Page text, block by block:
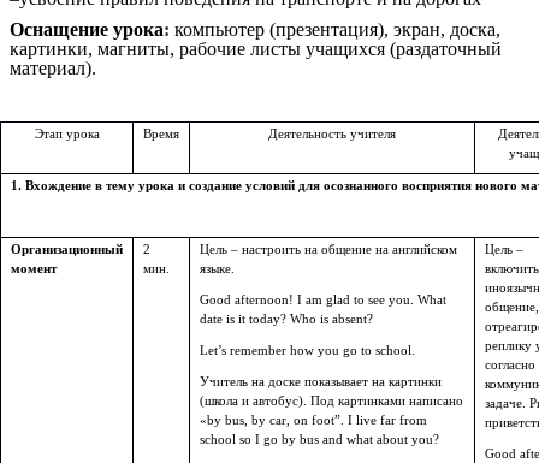
Оснащение урока: компьютер (презентация), экран, доска,
картинки, магниты, рабочие листы учащихся (раздаточный
материал).
Этап урока Время Деятельность учителя
1. Вхождение в тему урока и создание условий для осознанного восприятия нового
Организационный
момент
2
мин.
Цель – настроить на общение на английском
языке.
Good afternoon! I am glad to see you. What
date is it today? Who is absent?
Let’s remember how you go to school.
Учитель на доске показывает на картинки
(школа и автобус). Под картинками написано
«by bus, by car, on foot”. I live far from
school so I go by bus and what about you?
Цель –
общение,
реплику
согласно
задаче.
Good